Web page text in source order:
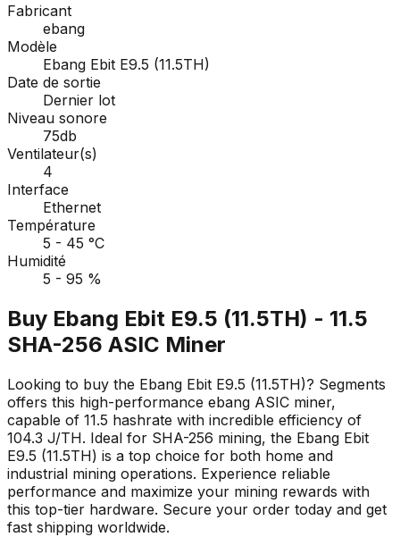
Fabricant
ebang
Modèle
Ebang Ebit E9.5 (11.5TH)
Date de sortie
Dernier lot
Niveau sonore
75db
Ventilateur(s)
4
Interface
Ethernet
Température
5 - 45 °C
Humidité
5 - 95 %
Buy Ebang Ebit E9.5 (11.5TH) - 11.5
SHA-256 ASIC Miner
Looking to buy the Ebang Ebit E9.5 (11.5TH)? Segments
offers this high-performance ebang ASIC miner,
capable of 11.5 hashrate with incredible efficiency of
104.3 J/TH. Ideal for SHA-256 mining, the Ebang Ebit
E9.5 (11.5TH) is a top choice for both home and
industrial mining operations. Experience reliable
performance and maximize your mining rewards with
this top-tier hardware. Secure your order today and get
fast shipping worldwide.